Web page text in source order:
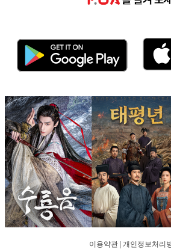
이용약관 개인정보처리